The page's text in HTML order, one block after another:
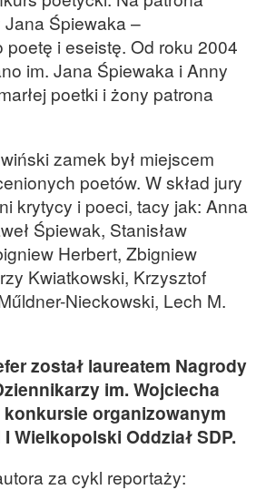
Jana Śpiewaka –
i eseistę. Od roku 2004
im. Jana Śpiewaka i Anny
poetki i żony patrona
zamek był miejscem
poetów. W skład jury
krytycy i poeci, tacy jak: Anna
Śpiewak, Stanisław
Herbert, Zbigniew
Kwiatkowski, Krzysztof
Nieckowski, Lech M.
został laureatem Nagrody
im. Wojciecha
konkursie organizowanym
Wielkopolski Oddział SDP.
za cykl reportaży: